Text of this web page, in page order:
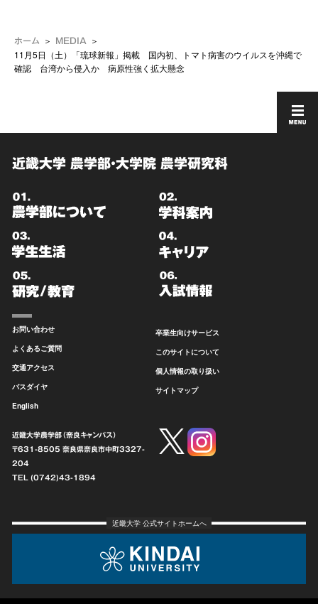
ホーム MEDIA
11月5日（土）「琉球新報」掲載 国内初、トマト病害のウイルスを沖縄で
確認 台湾から侵入か 病原性強く拡大懸念
近畿大学 農学部・大学院 農学研究科
お問い合わせ
よくあるご質問
交通アクセス
バスダイヤ
English
卒業生向けサービス
このサイトについて
個人情報の取り扱い
サイトマップ
近畿大学農学部（奈良キャンパス）
〒631-8505 奈良県奈良市中町3327-
204
TEL (0742)43-1894
近畿大学 公式サイトホームへ